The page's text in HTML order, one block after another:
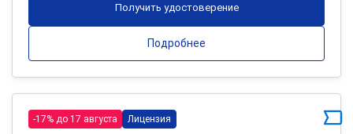
Получить удостоверение
Подробнее
-17% до 17 августа Лицензия